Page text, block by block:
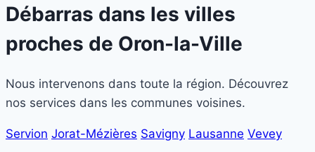
Débarras dans les villes
proches de Oron-la-Ville
Nous intervenons dans toute la région. Découvrez
nos services dans les communes voisines.
Servion Jorat-Mézières Savigny Lausanne Vevey